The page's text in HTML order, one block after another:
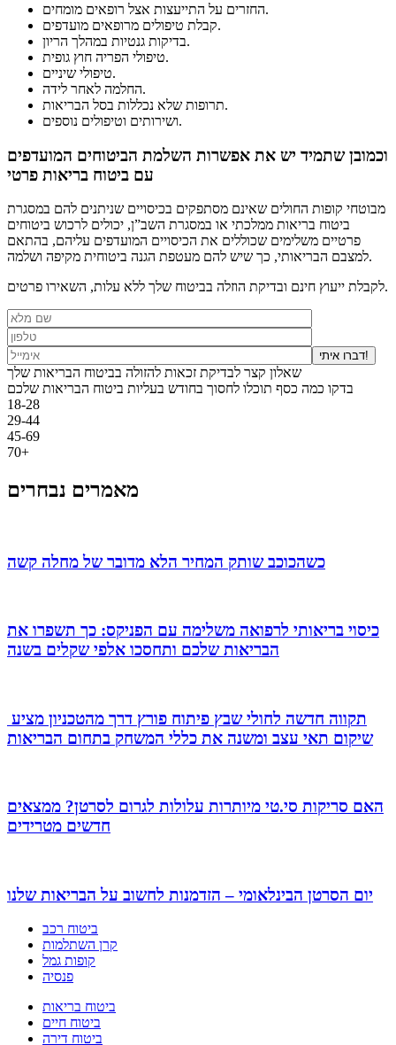
החזרים על התייעצות אצל רופאים מומחים.
קבלת טיפולים מרופאים מועדפים.
בדיקות גנטיות במהלך הריון.
טיפולי הפריה חוץ גופית.
טיפולי שיניים.
החלמה לאחר לידה.
תרופות שלא נכללות בסל הבריאות.
ושירותים וטיפולים נוספים.
וכמובן שתמיד יש את אפשרות השלמת הביטוחים המועדפים
עם ביטוח בריאות פרטי
מבוטחי קופות החולים שאינם מסתפקים בכיסויים שניתנים להם במסגרת
ביטוח בריאות ממלכתי או במסגרת השב”ן, יכולים לרכוש ביטוחים
פרטיים משלימים שכוללים את הכיסויים המועדפים עליהם, בהתאם
למצבם הבריאותי, כך שיש להם מעטפת הגנה ביטוחית מקיפה ושלמה.
לקבלת ייעוץ חינם ובדיקת הוזלה בביטוח שלך ללא עלות, השאירו פרטים.
דברו איתי!
שאלון קצר לבדיקת זכאות להזולה בביטוח הבריאות שלך
בדקו כמה כסף תוכלו לחסוך בחודש בעליות ביטוח הבריאות שלכם
18-28
29-44
45-69
70+
מאמרים נבחרים
כשהכוכב שותק המחיר הלא מדובר של מחלה קשה
כיסוי בריאותי לרפואה משלימה עם הפניקס: כך תשפרו את
הבריאות שלכם ותחסכו אלפי שקלים בשנה
שיקום תאי עצב ומשנה את כללי המשחק בתחום הבריאות
האם סריקות סי.טי מיותרות עלולות לגרום לסרטן? ממצאים
חדשים מטרידים
יום הסרטן הבינלאומי – הזדמנות לחשוב על הבריאות שלנו
ביטוח רכב
קרן השתלמות
קופות גמל
פנסיה
ביטוח בריאות
ביטוח חיים
ביטוח דירה